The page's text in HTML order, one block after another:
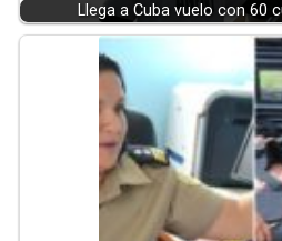
Llega a Cuba vuelo con 60